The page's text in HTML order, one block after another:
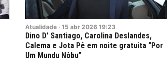
Atualidade · 15 abr 2026 19:23
Dino D' Santiago, Carolina Deslandes,
Calema e Jota Pê em noite gratuita “Por
Um Mundu Nôbu”